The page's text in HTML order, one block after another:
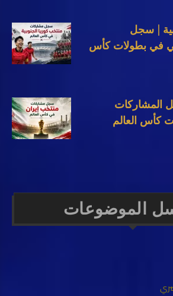
| سجل
في بطولات كأس
المشاركات
كأس العالم
الموضوعات